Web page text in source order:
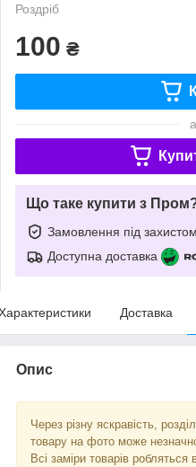
Роздріб
100 ₴
Що таке купити з
Замовлення під захистом
Доступна доставка
Доставка
Опис
Через різну яскравість,
товару на фото може
Всі заміри товарів